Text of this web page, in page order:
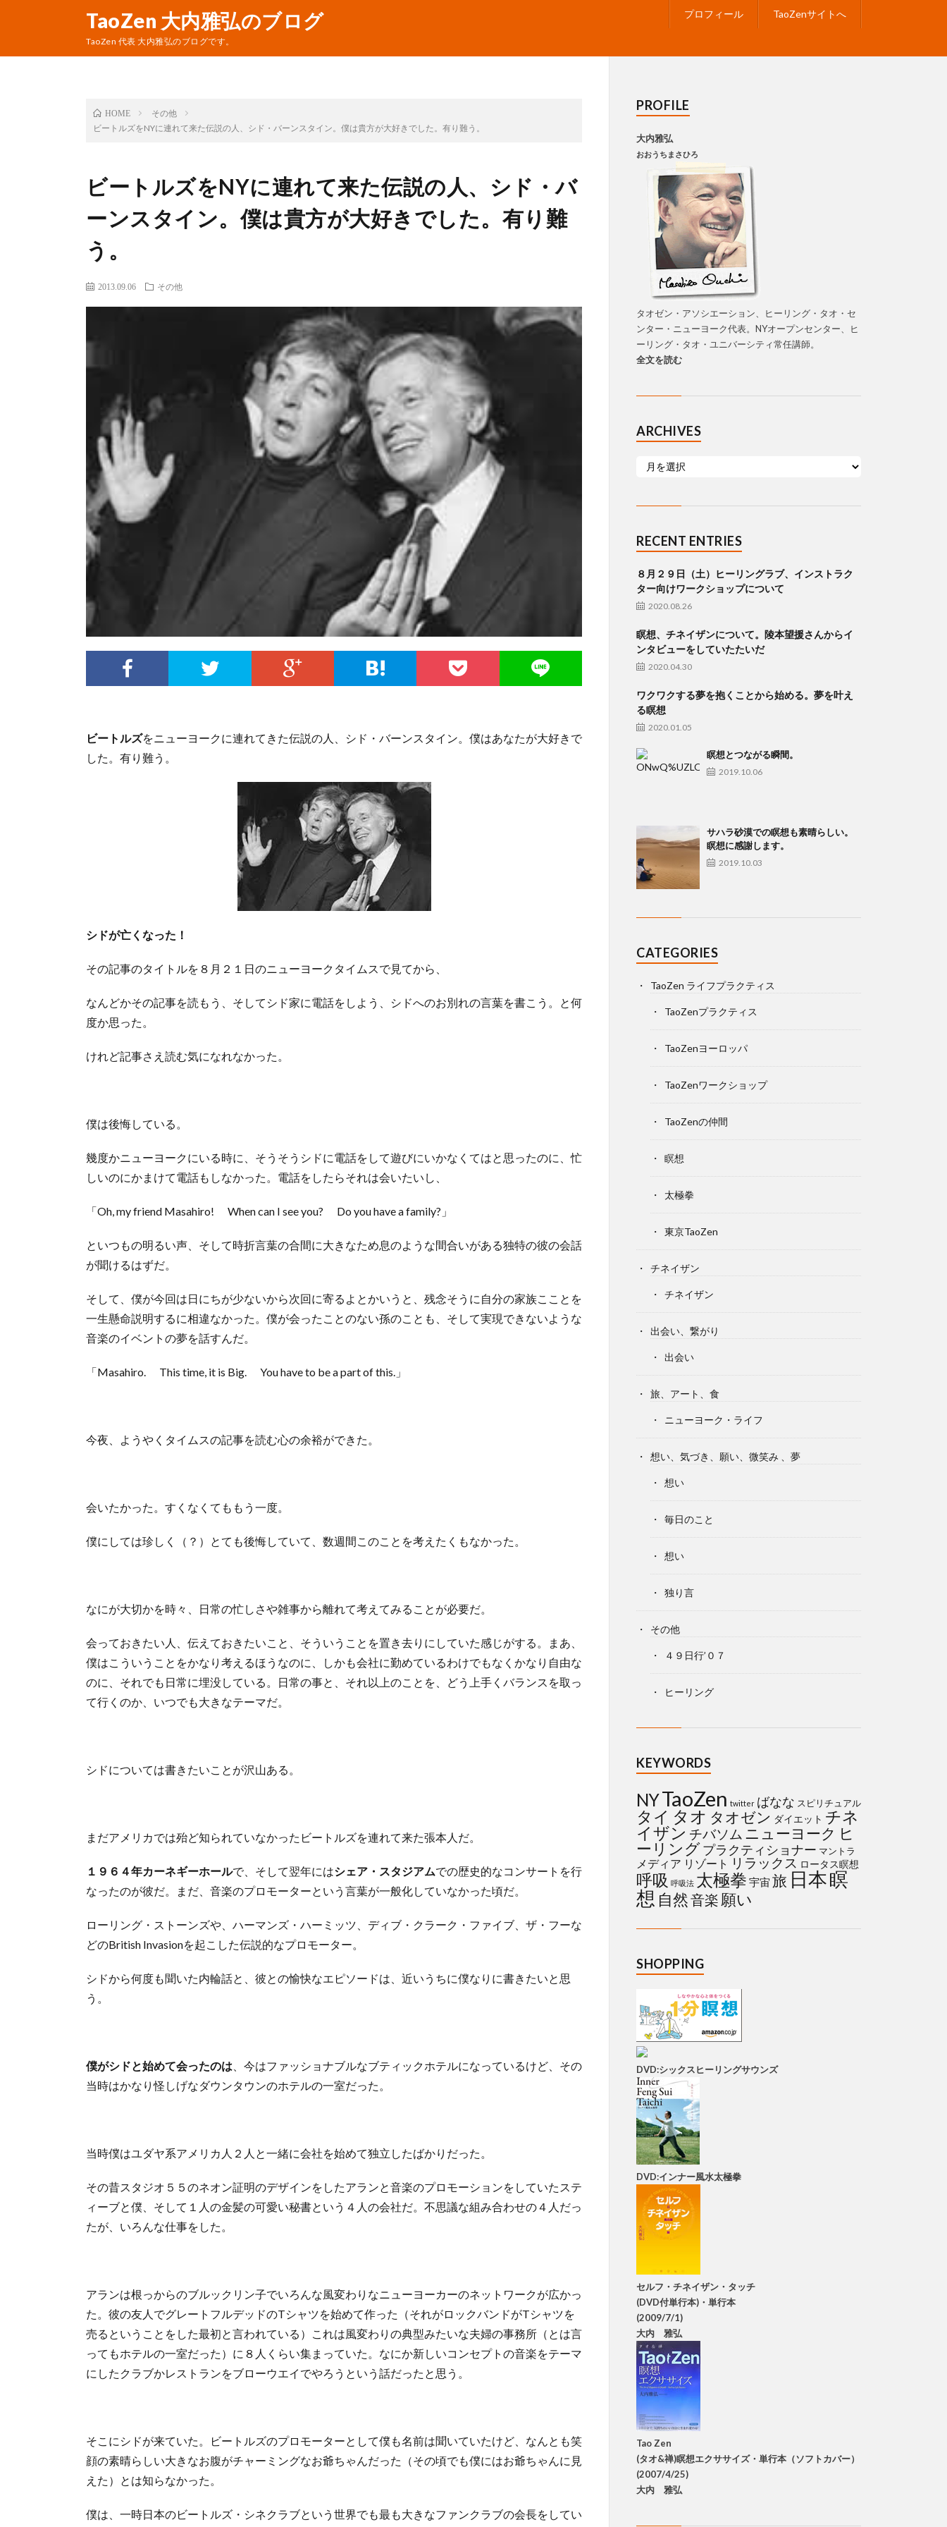
TaoZen 大内雅弘のブログ
TaoZen 代表 大内雅弘のブログです。
プロフィール TaoZenサイトへ
HOME
その他
ビートルズをNYに連れて来た伝説の人、シド・バーンスタイン。僕は貴方が大好きでした。有り難う。
ビートルズをNYに連れて来た伝説の人、シド・バ
ーンスタイン。僕は貴方が大好きでした。有り難
う。
2013.09.06 その他
ビートルズをニューヨークに連れてきた伝説の人、シド・バーンスタイン。僕はあなたが大好きで
した。有り難う。
シドが亡くなった！
その記事のタイトルを８月２１日のニューヨークタイムスで見てから、
なんどかその記事を読もう、そしてシド家に電話をしよう、シドへのお別れの言葉を書こう。と何
度か思った。
けれど記事さえ読む気になれなかった。
僕は後悔している。
幾度かニューヨークにいる時に、そうそうシドに電話をして遊びにいかなくてはと思ったのに、忙
しいのにかまけて電話もしなかった。電話をしたらそれは会いたいし、
「Oh, my friend Masahiro! When can I see you? Do you have a family?」
といつもの明るい声、そして時折言葉の合間に大きなため息のような間合いがある独特の彼の会話
が聞けるはずだ。
そして、僕が今回は日にちが少ないから次回に寄るよとかいうと、残念そうに自分の家族こことを
一生懸命説明するに相違なかった。僕が会ったことのない孫のことも、そして実現できないような
音楽のイベントの夢を話すんだ。
「Masahiro. This time, it is Big. You have to be a part of this.」
今夜、ようやくタイムスの記事を読む心の余裕ができた。
会いたかった。すくなくてももう一度。
僕にしては珍しく（？）とても後悔していて、数週間このことを考えたくもなかった。
なにが大切かを時々、日常の忙しさや雑事から離れて考えてみることが必要だ。
会っておきたい人、伝えておきたいこと、そういうことを置き去りにしていた感じがする。まあ、
僕はこういうことをかなり考えるほうなのに、しかも会社に勤めているわけでもなくかなり自由な
のに、それでも日常に埋没している。日常の事と、それ以上のことを、どう上手くバランスを取っ
て行くのか、いつでも大きなテーマだ。
シドについては書きたいことが沢山ある。
まだアメリカでは殆ど知られていなかったビートルズを連れて来た張本人だ。
１９６４年カーネギーホールで、そして翌年にはシェア・スタジアムでの歴史的なコンサートを行
なったのが彼だ。まだ、音楽のプロモーターという言葉が一般化していなかった頃だ。
ローリング・ストーンズや、ハーマンズ・ハーミッツ、ディブ・クラーク・ファイブ、ザ・フーな
どのBritish Invasionを起こした伝説的なプロモーター。
シドから何度も聞いた内輪話と、彼との愉快なエピソードは、近いうちに僕なりに書きたいと思
う。
僕がシドと始めて会ったのは 、今はファッショナブルなブティックホテルになっているけど、その
当時はかなり怪しげなダウンタウンのホテルの一室だった。
当時僕はユダヤ系アメリカ人２人と一緒に会社を始めて独立したばかりだった。
その昔スタジオ５５のネオン証明のデザインをしたアランと音楽のプロモーションをしていたステ
ィーブと僕、そして１人の金髪の可愛い秘書という４人の会社だ。不思議な組み合わせの４人だっ
たが、いろんな仕事をした。
アランは根っからのブルックリン子でいろんな風変わりなニューヨーカーのネットワークが広かっ
た。彼の友人でグレートフルデッドのTシャツを始めて作った（それがロックバンドがTシャツを
売るということをした最初と言われている）これは風変わりの典型みたいな夫婦の事務所（とは言
ってもホテルの一室だった）に８人くらい集まっていた。なにか新しいコンセプトの音楽をテーマ
にしたクラブかレストランをブローウエイでやろうという話だったと思う。
そこにシドが来ていた。ビートルズのプロモーターとして僕も名前は聞いていたけど、なんとも笑
顔の素晴らしい大きなお腹がチャーミングなお爺ちゃんだった（その頃でも僕にはお爺ちゃんに見
えた）とは知らなかった。
僕は、一時日本のビートルズ・シネクラブという世界でも最も大きなファンクラブの会長をしてい
PROFILE
大内雅弘
おおうちまさひろ
タオゼン・アソシエーション、ヒーリング・タオ・セ
ンター・ニューヨーク代表。NYオープンセンター、ヒ
ーリング・タオ・ユニバーシティ常任講師。
全文を読む
ARCHIVES
RECENT ENTRIES
８月２９日（土）ヒーリングラブ、インストラク
ター向けワークショップについて
2020.08.26
瞑想、チネイザンについて。陵本望援さんからイ
ンタビューをしていたたいだ
2020.04.30
ワクワクする夢を抱くことから始める。夢を叶え
る瞑想
2020.01.05
瞑想とつながる瞬間。
2019.10.06
サハラ砂漠での瞑想も素晴らしい。
瞑想に感謝します。
2019.10.03
CATEGORIES
TaoZen ライフプラクティス
TaoZenプラクティス
TaoZenヨーロッパ
TaoZenワークショップ
TaoZenの仲間
瞑想
太極拳
東京TaoZen
チネイザン
チネイザン
出会い、繋がり
出会い
旅、アート、食
ニューヨーク・ライフ
想い、気づき、願い、微笑み 、夢
想い
毎日のこと
想い
独り言
その他
４９日行’０７
ヒーリング
KEYWORDS
NYTaoZen twitter ばなな スピリチュアル
タイ タオ タオゼン ダイエット チネ
イザン チバソム ニューヨーク ヒ
ーリングプラクティショナー マントラ
メディア リゾート リラックス ロータス瞑想
呼吸 呼吸法 太極拳 宇宙 旅 日本瞑
想 自然音楽 願い
SHOPPING
DVD:シックスヒーリングサウンズ
DVD:インナー風水太極拳
セルフ・チネイザン・タッチ
(DVD付単行本)・単行本
(2009/7/1)
大内 雅弘
Tao Zen
(タオ&禅)瞑想エクササイズ・単行本（ソフトカバー）
(2007/4/25)
大内 雅弘